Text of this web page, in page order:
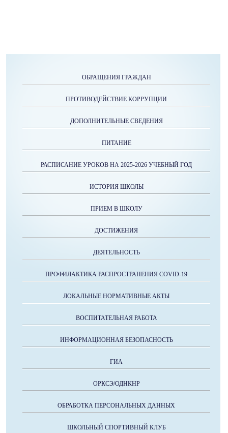
ОБРАЩЕНИЯ ГРАЖДАН
ПРОТИВОДЕЙСТВИЕ КОРРУПЦИИ
ДОПОЛНИТЕЛЬНЫЕ СВЕДЕНИЯ
ПИТАНИЕ
РАСПИСАНИЕ УРОКОВ НА 2025-2026 УЧЕБНЫЙ ГОД
ИСТОРИЯ ШКОЛЫ
ПРИЕМ В ШКОЛУ
ДОСТИЖЕНИЯ
ДЕЯТЕЛЬНОСТЬ
ПРОФИЛАКТИКА РАСПРОСТРАНЕНИЯ COVID-19
ЛОКАЛЬНЫЕ НОРМАТИВНЫЕ АКТЫ
ВОСПИТАТЕЛЬНАЯ РАБОТА
ИНФОРМАЦИОННАЯ БЕЗОПАСНОСТЬ
ГИА
ОРКСЭ/ОДНКНР
ОБРАБОТКА ПЕРСОНАЛЬНЫХ ДАННЫХ
ШКОЛЬНЫЙ СПОРТИВНЫЙ КЛУБ